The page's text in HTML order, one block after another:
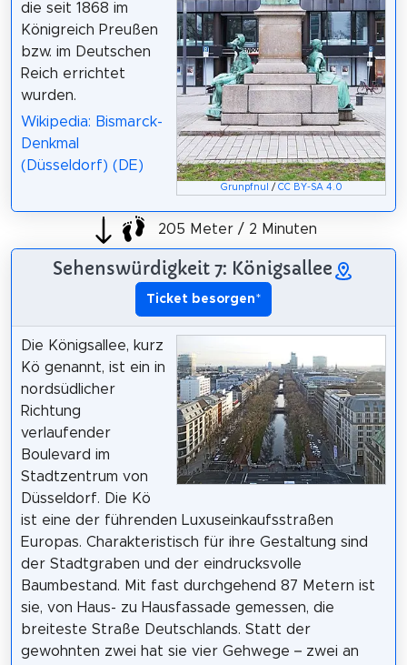
Grunpfnul / CC BY-SA 4.0
die seit 1868 im
Königreich Preußen
bzw. im Deutschen
Reich errichtet
wurden.
Wikipedia: Bismarck-
Denkmal
(Düsseldorf) (DE)
205 Meter / 2 Minuten
Sehenswürdigkeit 7: Königsallee
Ticket besorgen*
Die Königsallee, kurz
Kö genannt, ist ein in
nordsüdlicher
Richtung
verlaufender
Boulevard im
Stadtzentrum von
Düsseldorf. Die Kö
ist eine der führenden Luxuseinkaufsstraßen
Europas. Charakteristisch für ihre Gestaltung sind
der Stadtgraben und der eindrucksvolle
Baumbestand. Mit fast durchgehend 87 Metern ist
sie, von Haus- zu Hausfassade gemessen, die
breiteste Straße Deutschlands. Statt der
gewohnten zwei hat sie vier Gehwege – zwei an